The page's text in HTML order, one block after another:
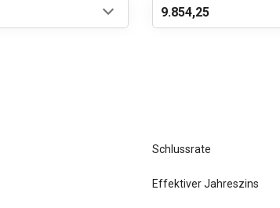
Schlussrate
Effektiver Jahreszins